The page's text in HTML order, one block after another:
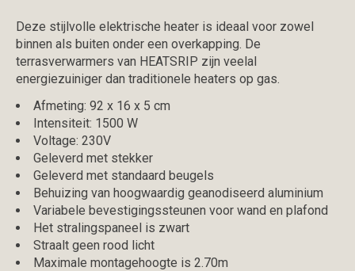
Deze stijlvolle elektrische heater is ideaal voor zowel
binnen als buiten onder een overkapping. De
terrasverwarmers van HEATSRIP zijn veelal
energiezuiniger dan traditionele heaters op gas.
Afmeting: 92 x 16 x 5 cm
Intensiteit: 1500 W
Voltage: 230V
Geleverd met stekker
Geleverd met standaard beugels
Behuizing van hoogwaardig geanodiseerd aluminium
Variabele bevestigingssteunen voor wand en plafond
Het stralingspaneel is zwart
Straalt geen rood licht
Maximale montagehoogte is 2.70m